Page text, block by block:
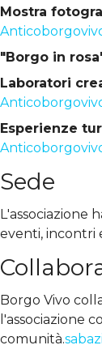
Mostra
"Borgo in
Laboratori
Esperienze
Sede
L'associazione
eventi, incontri
Borgo Vivo
l'associazione
comunità.